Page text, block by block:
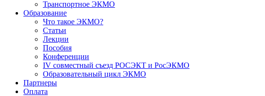
Транспортное ЭКМО
Образование
Что такое ЭКМО?
Статьи
Лекции
Пособия
Конференции
IV совместный съезд РОСЭКТ и РосЭКМО
Образовательный цикл ЭКМО
Партнеры
Оплата